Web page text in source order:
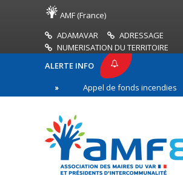
AMF (France)
ADAMAVAR
ADRESSAGE
NUMERISATION DU TERRITOIRE
ALERTE INFO
Appel de fonds incendies de forêt
ligne